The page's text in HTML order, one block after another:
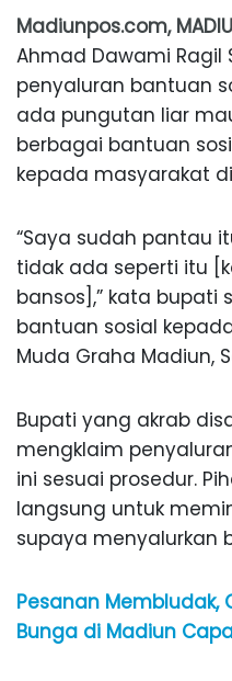
Madiunpos.com,
Ahmad Dawami Ragil
penyaluran bantuan
ada pungutan liar
berbagai bantuan
kepada masyarakat
“Saya sudah pantau
tidak ada seperti itu
bansos],” kata bupati
bantuan sosial
Muda Graha Madiun,
Bupati yang akrab
mengklaim
ini sesuai prosedur.
langsung untuk
supaya menyalurkan
Pesanan Membludak,
Bunga di Madiun